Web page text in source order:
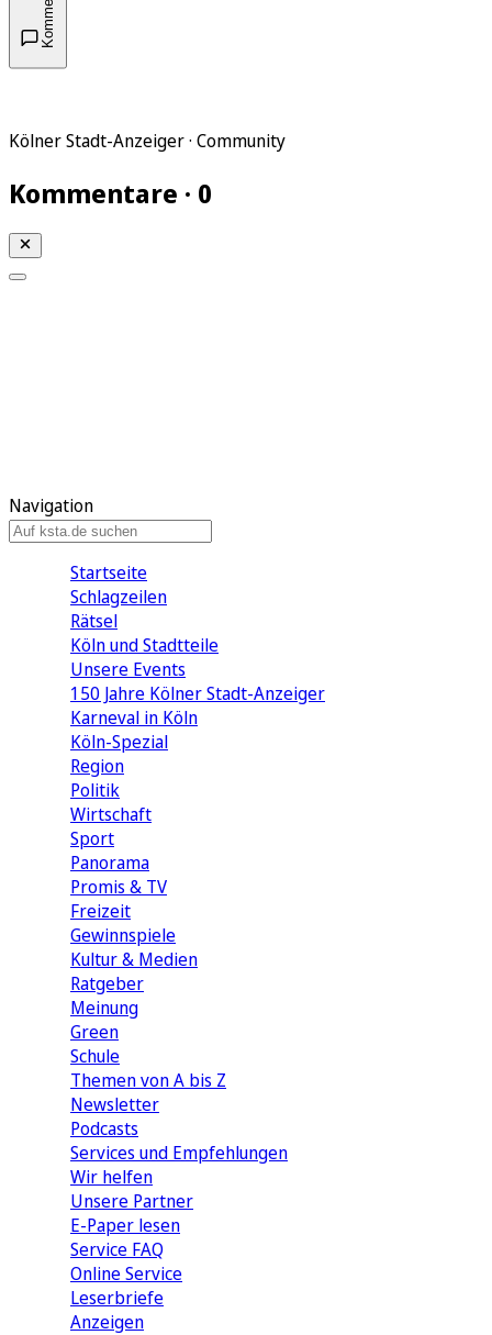
Kölner Stadt-Anzeiger · Community
Kommentare · 0
Navigation
Startseite
Schlagzeilen
Rätsel
Köln und Stadtteile
Unsere Events
150 Jahre Kölner Stadt-Anzeiger
Karneval in Köln
Köln-Spezial
Region
Politik
Wirtschaft
Sport
Panorama
Promis & TV
Freizeit
Gewinnspiele
Kultur & Medien
Ratgeber
Meinung
Green
Schule
Themen von A bis Z
Newsletter
Podcasts
Services und Empfehlungen
Wir helfen
Unsere Partner
E-Paper lesen
Service FAQ
Online Service
Leserbriefe
Anzeigen